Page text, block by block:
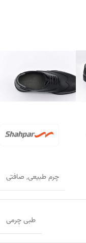
چرم طبیعی, صافتی
طبی چرمی